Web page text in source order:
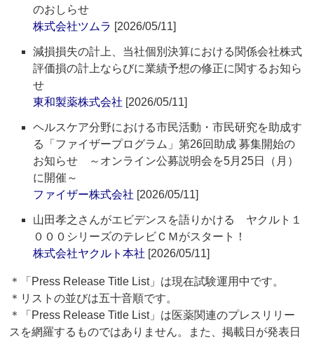
のおしらせ
株式会社ツムラ [2026/05/11]
減損損失の計上、当社個別決算における関係会社株式
評価損の計上ならびに業績予想の修正に関するお知ら
せ
東和製薬株式会社 [2026/05/11]
ヘルスケア分野における市民活動・市民研究を助成す
る「ファイザープログラム」第26回助成 募集開始の
お知らせ ～オンライン公募説明会を5月25日（月）
に開催～
ファイザー株式会社 [2026/05/11]
山田孝之さんがエビデンスを語りかける ヤクルト１
０００シリーズのテレビＣＭがスタート！
株式会社ヤクルト本社 [2026/05/11]
＊「Press Release Title List」は現在試験運用中です。
＊リストの並びは五十音順です。
＊「Press Release Title List」は医薬関連のプレスリリー
スを網羅するものではありません。また、掲載日が発表日